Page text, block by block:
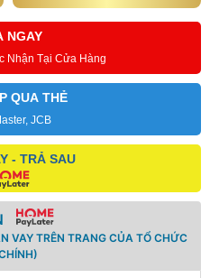
NGAY
Nhận Tại Cửa Hàng
QUA THẺ
JCB
- TRẢ SAU
VAY TRÊN TRANG CỦA TỔ CHỨC